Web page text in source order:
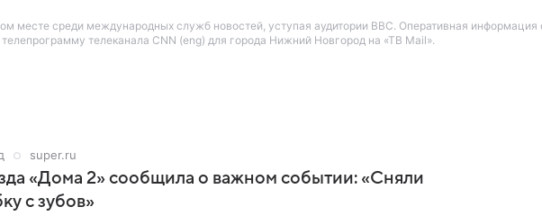
месте среди международных служб новостей, уступая аудитории BBC. Оперативная
телеканала CNN (eng) для города Нижний Новгород на «ТВ Mail».
super.ru
«Дома 2» сообщила о важном событии: «Сняли
с зубов»